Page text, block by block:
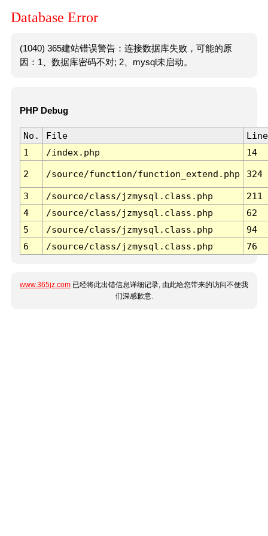
Database Error
(1040) 365建站错误警告：连接数据库失败，可能的原
因：1、数据库密码不对; 2、mysql未启动。
PHP Debug
No. File
Line
1
/index.php 14
2 /source/function/function_extend.php 324
3 /source/class/jzmysql.class.php
211
4
/source/class/jzmysql.class.php
62
5
/source/class/jzmysql.class.php
94
6
/source/class/jzmysql.class.php 76
www.365jz.com 已经将此出错信息详细记录, 由此给您带来的访问不便我
们深感歉意.